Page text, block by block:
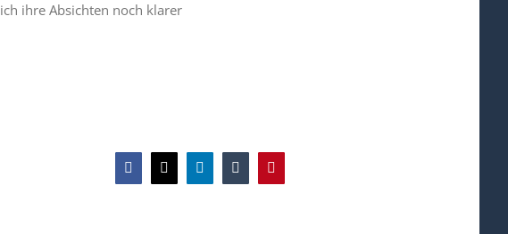
ihre Absichten noch klarer
Facebook
X LinkedInTumblrPinterest